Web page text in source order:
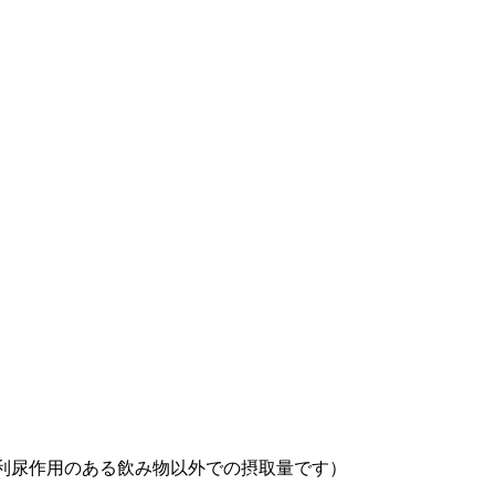
作用のある飲み物以外での摂取量です）